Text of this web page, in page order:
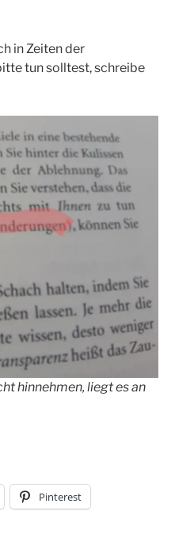
in Zeiten der
tun solltest, schreibe
hinnehmen, liegt es an
Pinterest